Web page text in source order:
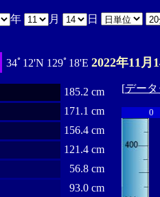
年 月 日
34ﾟ12'N 129ﾟ18'E 2022年11月
185.2 cm
171.1 cm
156.4 cm
121.4 cm
56.8 cm
93.0 cm
[デー
0